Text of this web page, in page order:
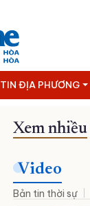
TIN ĐỊA PHƯƠNG
Xem nhiều
Video
Bản tin thời sự